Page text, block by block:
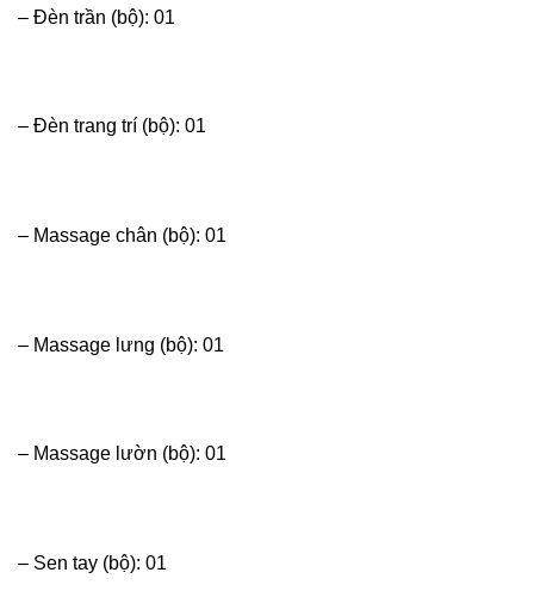
– Đèn trần (bộ): 01
– Đèn trang trí (bộ): 01
– Massage chân (bộ): 01
– Massage lưng (bộ): 01
– Massage lườn (bộ): 01
– Sen tay (bộ): 01